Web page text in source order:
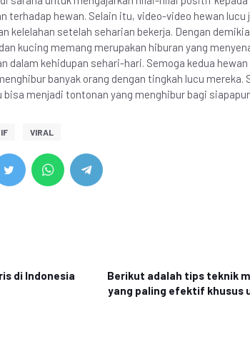
terhadap hewan. Selain itu, video-video hewan
kelelahan setelah seharian bekerja. Dengan
kucing memang merupakan hiburan yang
dalam kehidupan sehari-hari. Semoga kedua
banyak orang dengan tingkah lucu mereka.
bisa menjadi tontonan yang menghibur bagi
VIRAL
di Indonesia
Berikut adalah tips teknik
yang paling efektif khusus